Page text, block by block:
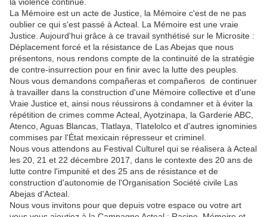
La Mémoire est un acte de Justice, la Mémoire c'est de ne pas
oublier ce qui s'est passé à Acteal. La Mémoire est une vraie
Justice. Aujourd'hui grâce à ce travail synthétisé sur le Microsite :
Déplacement forcé et la résistance de Las Abejas que nous
présentons, nous rendons compte de la continuité de la stratégie
de contre-insurrection pour en finir avec la lutte des peuples.
Nous vous demandons compañeras et compañeros de continuer
à travailler dans la construction d'une Mémoire collective et d'une
Vraie Justice et, ainsi nous réussirons à condamner et à éviter la
répétition de crimes comme Acteal, Ayotzinapa, la Garderie ABC,
Atenco, Aguas Blancas, Tlatlaya, Tlatelolco et d'autres ignominies
commises par l'État mexicain répresseur et criminel.
Nous vous attendons au Festival Culturel qui se réalisera à Acteal
les 20, 21 et 22 décembre 2017, dans le contexte des 20 ans de
lutte contre l'impunité et des 25 ans de résistance et de
construction d'autonomie de l'Organisation Société civile Las
Abejas d'Acteal.
Nous vous invitons pour que depuis votre espace ou votre art